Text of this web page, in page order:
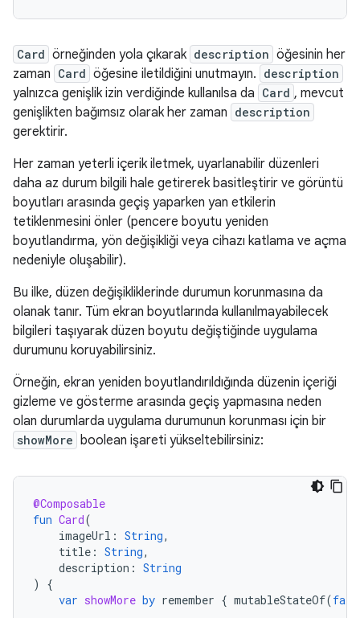
Card örneğinden yola çıkarak description öğesinin her
zaman Card öğesine iletildiğini unutmayın. description
yalnızca genişlik izin verdiğinde kullanılsa da Card , mevcut
genişlikten bağımsız olarak her zaman description
gerektirir.
Her zaman yeterli içerik iletmek, uyarlanabilir düzenleri
daha az durum bilgili hale getirerek basitleştirir ve görüntü
boyutları arasında geçiş yaparken yan etkilerin
tetiklenmesini önler (pencere boyutu yeniden
boyutlandırma, yön değişikliği veya cihazı katlama ve açma
nedeniyle oluşabilir).
Bu ilke, düzen değişikliklerinde durumun korunmasına da
olanak tanır. Tüm ekran boyutlarında kullanılmayabilecek
bilgileri taşıyarak düzen boyutu değiştiğinde uygulama
durumunu koruyabilirsiniz.
Örneğin, ekran yeniden boyutlandırıldığında düzenin içeriği
gizleme ve gösterme arasında geçiş yapmasına neden
olan durumlarda uygulama durumunun korunması için bir
showMore boolean işareti yükseltebilirsiniz:
@Composable
fun Card(
imageUrl : String,
title : String,
description : String
)
{
var showMore by remember { mutableStateOf(